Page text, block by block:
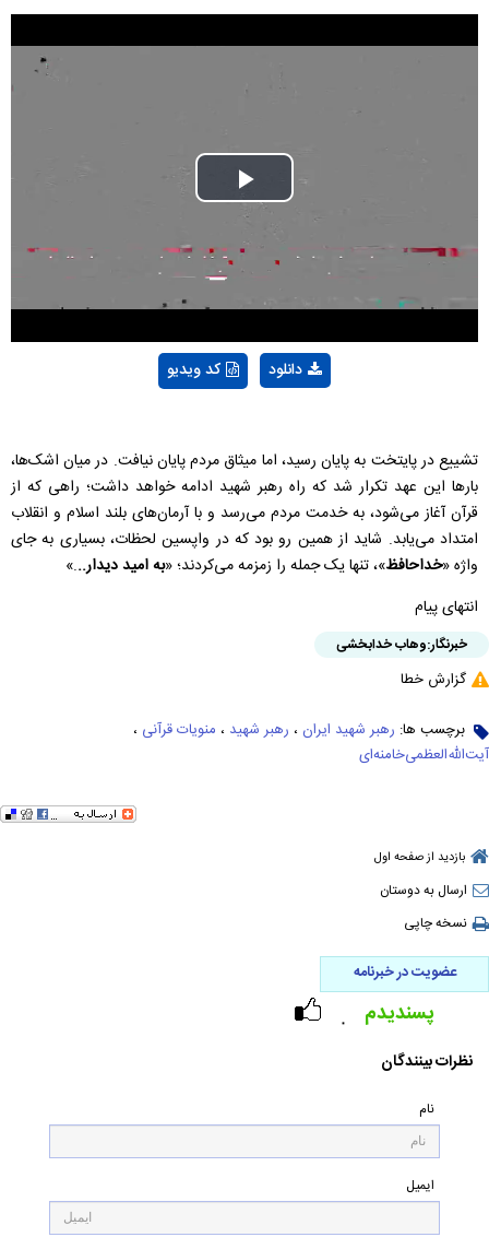
Play
Video
کد ویدیو دانلود
تشییع در پایتخت به پایان رسید، اما میثاق مردم پایان نیافت. در میان اشک‌ها،
بار‌ها این عهد تکرار شد که راه رهبر شهید ادامه خواهد داشت؛ راهی که از
قرآن آغاز می‌شود، به خدمت مردم می‌رسد و با آرمان‌های بلند اسلام و انقلاب
امتداد می‌یابد. شاید از همین رو بود که در واپسین لحظات، بسیاری به جای
واژه «خداحافظ»، تنها یک جمله را زمزمه می‌کردند؛ «به امید دیدار...»
انتهای پیام
خبرنگار:وهاب خدابخشی
گزارش خطا
برچسب ها: رهبر شهید ایران ، رهبر شهید ، منویات قرآنی ،
آیت‌الله‌العظمی‌خامنه‌ای
بازدید از صفحه اول
ارسال به دوستان
نسخه چاپی
عضویت در خبرنامه
۰ پسندیدم
نظرات بینندگان
نام
ایمیل